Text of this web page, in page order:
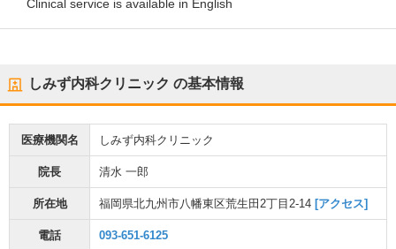
Clinical service is available in English
しみず内科クリニック の基本情報
医療機関名 しみず内科クリニック
院長 清水 一郎
所在地 福岡県北九州市八幡東区荒生田2丁目2-14 [アクセス]
電話 093-651-6125